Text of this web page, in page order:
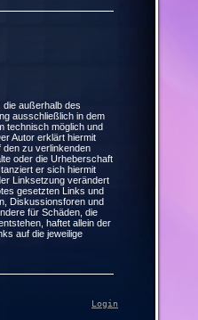
die außerhalb des
ausschließlich in dem
technisch möglich und
Autor erklärt hiermit
den zu verlinkenden
oder die Urheberschaft
er sich hiermit
Linksetzung verändert
gesetzten Links und
Diskussionsforen und
für Schäden, die
haftet allein der
auf die jeweilige
Login